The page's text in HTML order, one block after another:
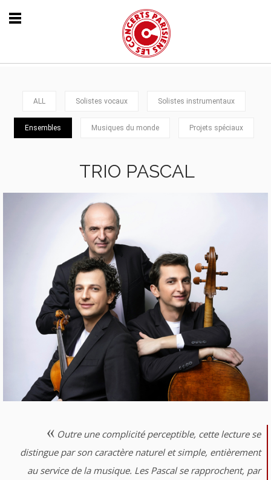
ALL Solistes vocaux Solistes instrumentaux
Ensembles Musiques du monde Projets spéciaux
TRIO PASCAL
Outre une complicité perceptible, cette lecture se
distingue par son caractère naturel et simple, entièrement
au service de la musique. Les Pascal se rapprochent, par